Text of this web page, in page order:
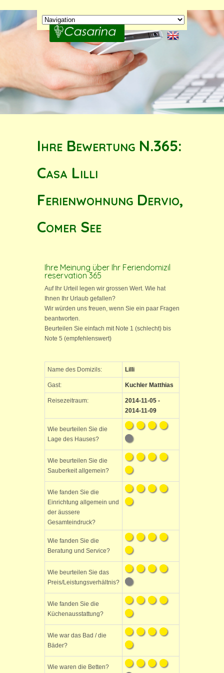
Ihre Bewertung N.365:
Casa Lilli
Ferienwohnung Dervio,
Comer See
Ihre Meinung über Ihr Feriendomizil
reservation 365
Auf Ihr Urteil legen wir grossen Wert. Wie hat
Ihnen Ihr Urlaub gefallen?
Wir würden uns freuen, wenn Sie ein paar Fragen
beantworten.
Beurteilen Sie einfach mit Note 1 (schlecht) bis
Note 5 (empfehlenswert)
Name des Domizils: Lilli
Gast: Kuchler Matthias
Reisezeitraum:
2014-11-05 -
2014-11-09
Wie beurteilen Sie die
Lage des Hauses?
Wie beurteilen Sie die
Sauberkeit allgemein?
Wie fanden Sie die
Einrichtung allgemein und
der äussere
Gesamteindruck?
Wie fanden Sie die
Beratung und Service?
Wie beurteilen Sie das
Preis/Leistungsverhältnis?
Wie fanden Sie die
Küchenausstattung?
Wie war das Bad / die
Bäder?
Wie waren die Betten?